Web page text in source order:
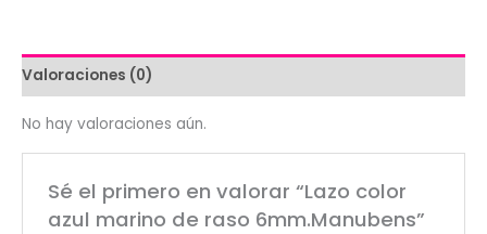
cantidad
Valoraciones (0)
No hay valoraciones aún.
Sé el primero en valorar “Lazo color
azul marino de raso 6mm.Manubens”